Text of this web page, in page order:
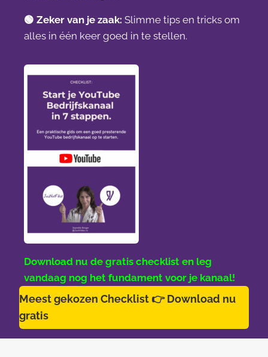
🟢 Zeker van je zaak: Slimme tips en tricks om
alles in één keer goed in te stellen.
Download nu de gratis checklist en leg
vandaag nog het fundament voor je kanaal!
Meest gekozen Checklist 👉 Download nu
gratis